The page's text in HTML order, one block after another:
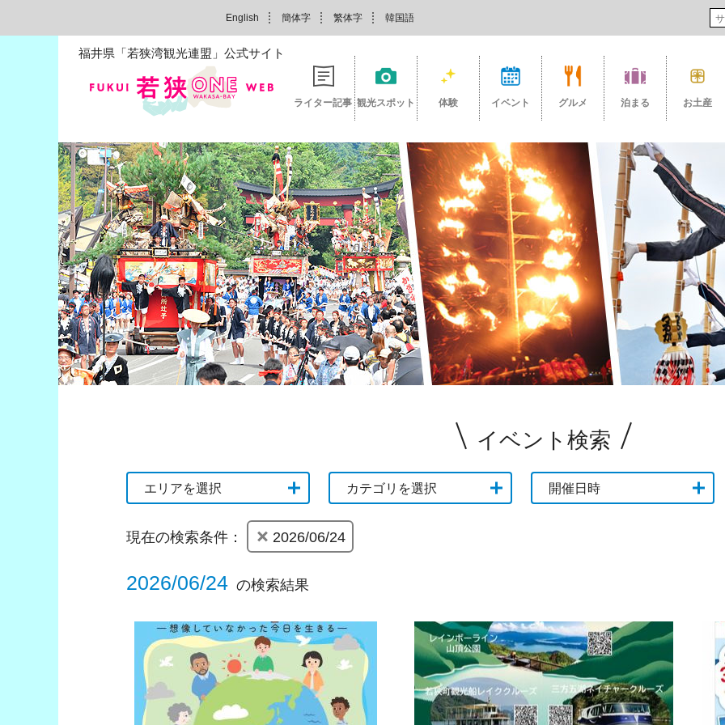
English 簡体字 繁体字 韓国語
福井県「若狭湾観光連盟」公式サイト
ライター記事 観光スポット 体験 イベント グルメ 泊まる お土産
イベント検索
エリアを選択 カテゴリを選択 開催日時
現在の検索条件： 2026/06/24
2026/06/24 の検索結果